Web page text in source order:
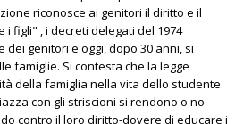
riconosce ai genitori il diritto e il
figli" , i decreti delegati del 1974
genitori e oggi, dopo 30 anni, si
famiglie. Si contesta che la legge
della famiglia nella vita dello studente.
con gli striscioni si rendono o no
contro il loro diritto-dovere di educare i